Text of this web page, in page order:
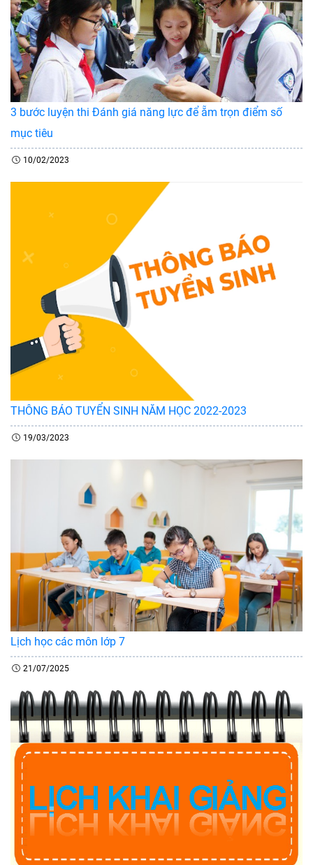
3 bước luyện thi Đánh giá năng lực để ẵm trọn điểm số
mục tiêu
10/02/2023
THÔNG BÁO TUYỂN SINH NĂM HỌC 2022-2023
19/03/2023
Lịch học các môn lớp 7
21/07/2025